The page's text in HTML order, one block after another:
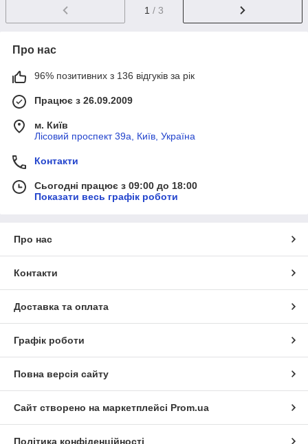
1 / 3
Про нас
96% позитивних з 136 відгуків за рік
Працює з 26.09.2009
м. Київ
Лісовий проспект 39а, Київ, Україна
Контакти
Сьогодні працює з 09:00 до 18:00
Показати весь графік роботи
Про нас
Контакти
Доставка та оплата
Графік роботи
Повна версія сайту
Сайт створено на маркетплейсі Prom.ua
Політика конфіденційності